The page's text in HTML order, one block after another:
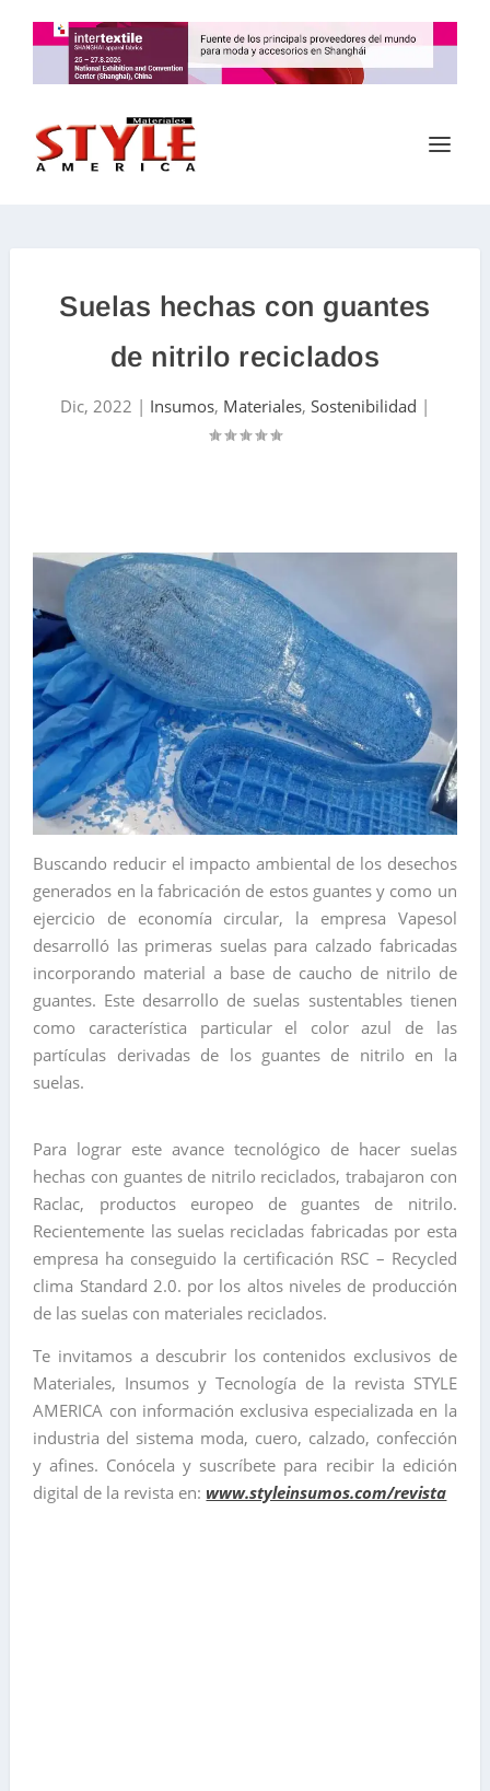
Suelas hechas con guantes
de nitrilo reciclados
Dic, 2022 | Insumos, Materiales, Sostenibilidad |
Buscando reducir el impacto ambiental de los desechos
generados en la fabricación de estos guantes y como un
ejercicio de economía circular, la empresa Vapesol
desarrolló las primeras suelas para calzado fabricadas
incorporando material a base de caucho de nitrilo de
guantes. Este desarrollo de suelas sustentables tienen
como característica particular el color azul de las
partículas derivadas de los guantes de nitrilo en la
suelas.
Para lograr este avance tecnológico de hacer suelas
hechas con guantes de nitrilo reciclados, trabajaron con
Raclac, productos europeo de guantes de nitrilo.
Recientemente las suelas recicladas fabricadas por esta
empresa ha conseguido la certificación RSC – Recycled
clima Standard 2.0. por los altos niveles de producción
de las suelas con materiales reciclados.
Te invitamos a descubrir los contenidos exclusivos de
Materiales, Insumos y Tecnología de la revista STYLE
AMERICA con información exclusiva especializada en la
industria del sistema moda, cuero, calzado, confección
y afines. Conócela y suscríbete para recibir la edición
digital de la revista en: www.styleinsumos.com/revista